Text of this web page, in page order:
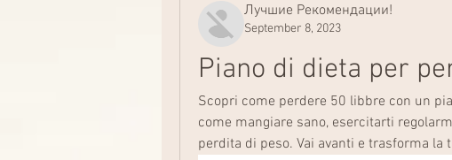
Лучшие Рекомендации!
September 8, 2023
Piano di dieta per
Scopri come perdere 50 libbre con un
come mangiare sano, esercitarti
perdita di peso. Vai avanti e trasforma la